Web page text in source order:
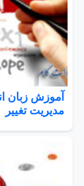
مدیریت تغییر